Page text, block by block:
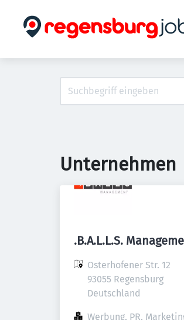
Unternehmen
.B.A.L.L.S.
Osterhofener Str. 12
93055 Regensburg
Deutschland
Werbung, PR,